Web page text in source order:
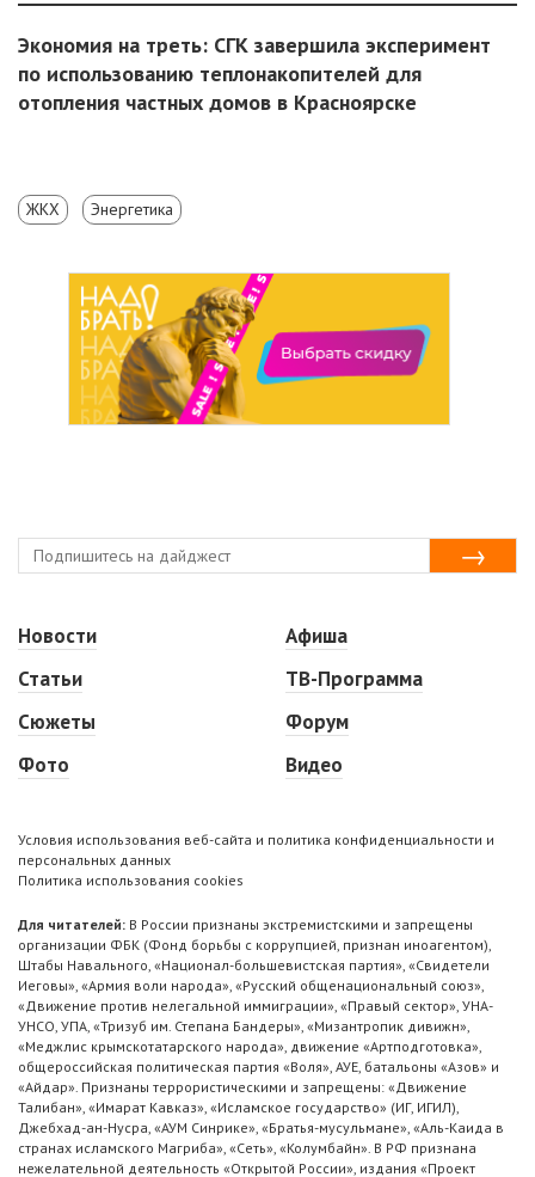
Экономия на треть: СГК завершила эксперимент
по использованию теплонакопителей для
отопления частных домов в Красноярске
ЖКХ Энергетика
Новости
Статьи
Сюжеты
Фото
Афиша
ТВ-Программа
Форум
Видео
Условия использования веб-сайта и политика конфиденциальности и
персональных данных
Политика использования cookies
Для читателей: В России признаны экстремистскими и запрещены
организации ФБК (Фонд борьбы с коррупцией, признан иноагентом),
Штабы Навального, «Национал-большевистская партия», «Свидетели
Иеговы», «Армия воли народа», «Русский общенациональный союз»,
«Движение против нелегальной иммиграции», «Правый сектор», УНА-
УНСО, УПА, «Тризуб им. Степана Бандеры», «Мизантропик дивижн»,
«Меджлис крымскотатарского народа», движение «Артподготовка»,
общероссийская политическая партия «Воля», АУЕ, батальоны «Азов» и
«Айдар». Признаны террористическими и запрещены: «Движение
Талибан», «Имарат Кавказ», «Исламское государство» (ИГ, ИГИЛ),
Джебхад-ан-Нусра, «АУМ Синрике», «Братья-мусульмане», «Аль-Каида в
странах исламского Магриба», «Сеть», «Колумбайн». В РФ признана
нежелательной деятельность «Открытой России», издания «Проект